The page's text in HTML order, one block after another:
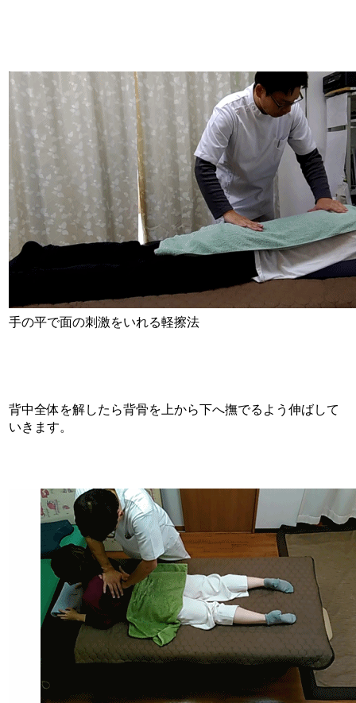
手の平で面の刺激をいれる軽擦法
背中全体を解したら背骨を上から下へ撫でるよう伸ばして
いきます。